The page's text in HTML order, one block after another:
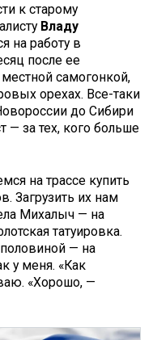
к старому
Владу
на работу в
после ее
самогонкой,
орехах. Все-таки
до Сибири
— за тех, кого больше
на трассе купить
Загрузить их нам
Михалыч — на
татуировка.
— на
у меня. «Как
«Хорошо, —